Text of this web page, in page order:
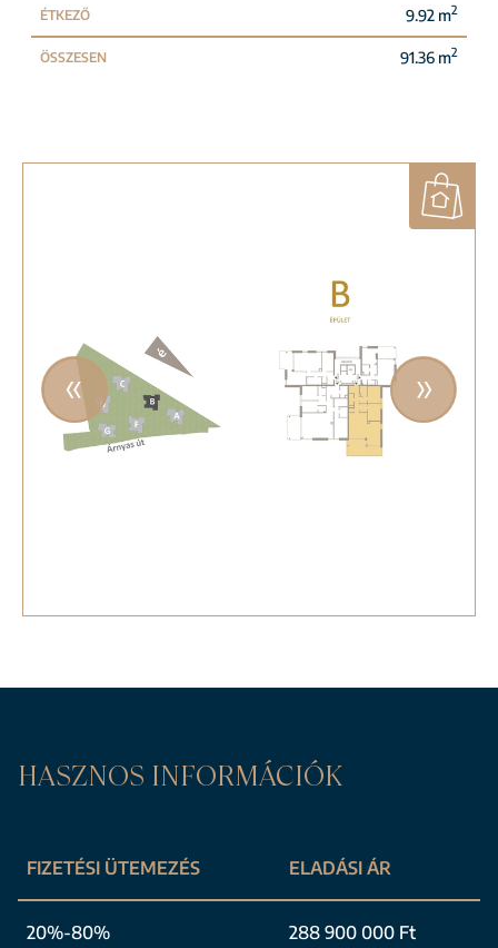
ÉTKEZŐ 9.92 m2
ÖSSZESEN 91.36 m2
HASZNOS INFORMÁCIÓK
FIZETÉSI ÜTEMEZÉS ELADÁSI ÁR
20%-80% 288 900 000 Ft